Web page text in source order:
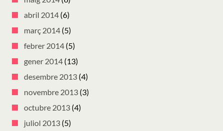
abril 2014 (6)
març 2014 (5)
febrer 2014 (5)
gener 2014 (13)
desembre 2013 (4)
novembre 2013 (3)
octubre 2013 (4)
juliol 2013 (5)